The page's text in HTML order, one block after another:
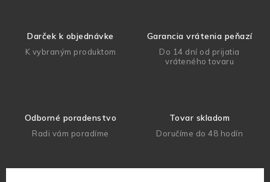
Darček k objednávke
K vybraným produktom
Garancia vrátenia peňazí
Do 14 dní od prijatia
vráteného tovaru
Odborné poradenstvo
Radi vám poradíme
Tovar skladom
Doručíme do 48 hodín